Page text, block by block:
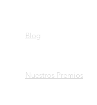
Blog
Nuestros Premios